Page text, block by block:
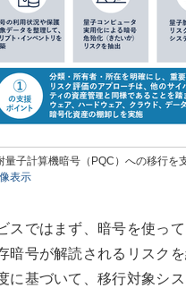
量子計算機暗号（PQC）への移行を
表示
スではまず、暗号を使っ
暗号が解読されるリスク
に基づいて、移行対象シ